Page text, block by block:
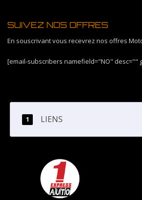
SUIVEZ NOS OFFRES
En souscrivant vous recevrez nos offres
[email-subscribers namefield="NO" desc=""
LIENS